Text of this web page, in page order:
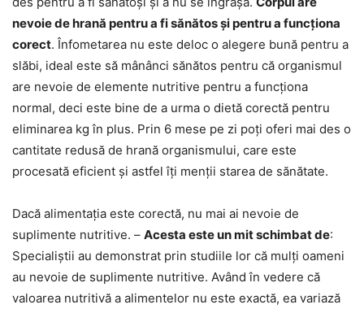
nevoie de hrană pentru a fi sănătos și pentru a funcționa
corect. Înfometarea nu este deloc o alegere bună pentru a
slăbi, ideal este să mânânci sănătos pentru că organismul
are nevoie de elemente nutritive pentru a funcționa
normal, deci este bine de a urma o dietă corectă pentru
eliminarea kg în plus. Prin 6 mese pe zi poți oferi mai des o
cantitate redusă de hrană organismului, care este
procesată eficient și astfel îți menții starea de sănătate.
Dacă alimentația este corectă, nu mai ai nevoie de
suplimente nutritive. – Acesta este un mit schimbat de:
Specialiștii au demonstrat prin studiile lor că mulți oameni
au nevoie de suplimente nutritive. Având în vedere că
valoarea nutritivă a alimentelor nu este exactă, ea variază